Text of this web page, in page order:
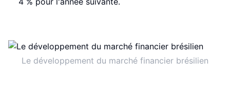
Le développement du marché financier brésilien